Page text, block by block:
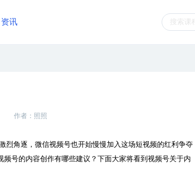
资讯
作者：照照
烈角逐，微信视频号也开始慢慢加入这场短视频的红利争夺
号的内容创作有哪些建议？下面大家将看到视频号关于内